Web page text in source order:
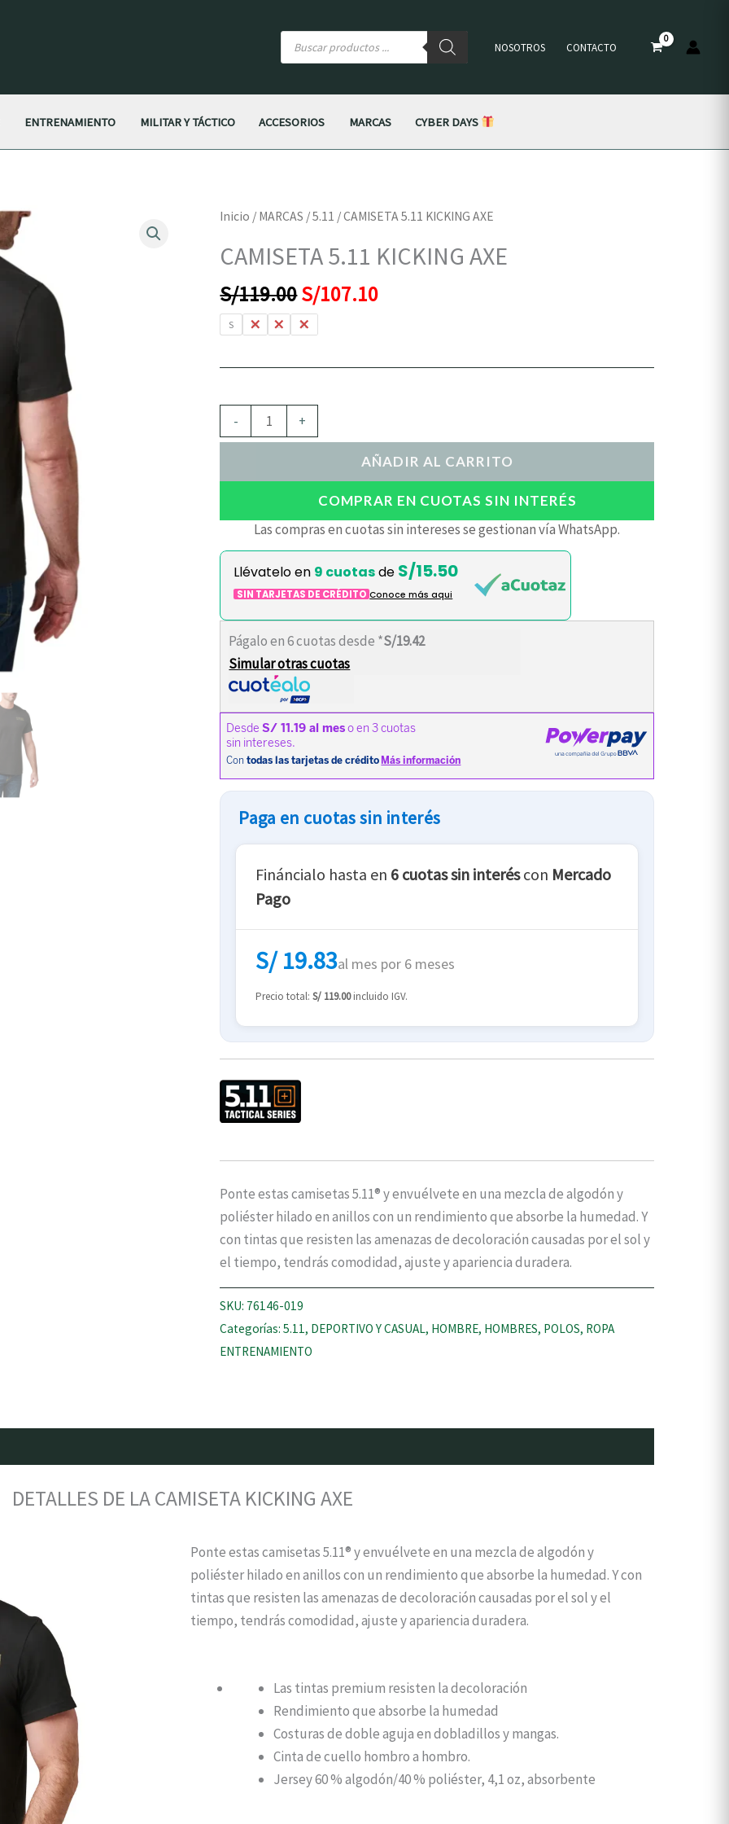
Búsqueda
de
productos
NOSOTROS CONTACTO
ENTRENAMIENTO MILITAR Y TÁCTICO ACCESORIOS MARCAS CYBER DAYS
Inicio / MARCAS /5.11 / CAMISETA 5.11 KICKING AXE
CAMISETA 5.11 KICKING AXE
S/119.00
El
original
era:
S/119.00.
S/107.10
El
actual
S M L XL
-
CAMISETA
KICKING
AXE
cantidad
+
AÑADIR AL CARRITO
COMPRAR EN CUOTAS SIN INTERÉS
Las compras en cuotas sin intereses se gestionan vía WhatsApp.
Llévatelo en 9 cuotasde S/15.50
SIN TARJETAS DE CRÉDITO Conoce más aqui
Págalo en 6 cuotas desde *S/19.42
Simular otras cuotas
Paga en cuotas sin interés
Fináncialo hasta en 6 cuotas sin interéscon Mercado
Pago
S/ 19.83al mes por 6 meses
Precio total:S/ 119.00incluido IGV.
Ponte estas camisetas 5.11® y envuélvete en una mezcla de algodón y
poliéster hilado en anillos con un rendimiento que absorbe la humedad. Y
con tintas que resisten las amenazas de decoloración causadas por el sol y
el tiempo, tendrás comodidad, ajuste y apariencia duradera.
SKU: 76146-019
Categorías:5.11, DEPORTIVO Y CASUAL, HOMBRE, HOMBRES, POLOS, ROPA
ENTRENAMIENTO
DETALLES DE LA CAMISETA KICKING AXE
Ponte estas camisetas 5.11® y envuélvete en una mezcla de algodón y
poliéster hilado en anillos con un rendimiento que absorbe la humedad. Y con
tintas que resisten las amenazas de decoloración causadas por el sol y el
tiempo, tendrás comodidad, ajuste y apariencia duradera.
Las tintas premium resisten la decoloración
Rendimiento que absorbe la humedad
Costuras de doble aguja en dobladillos y mangas.
Cinta de cuello hombro a hombro.
Jersey 60 % algodón/40 % poliéster, 4,1 oz, absorbente